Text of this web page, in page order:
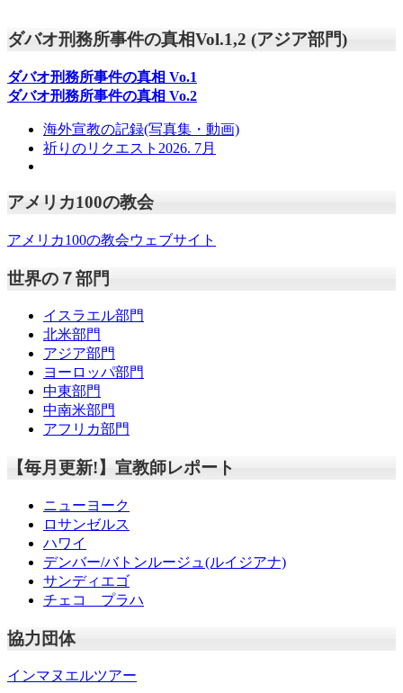
ダバオ刑務所事件の真相Vol.1,2 (アジア部門)
ダバオ刑務所事件の真相 Vo.1
ダバオ刑務所事件の真相 Vo.2
海外宣教の記録(写真集・動画)
祈りのリクエスト2026. 7月
アメリカ100の教会
アメリカ100の教会ウェブサイト
世界の７部門
イスラエル部門
北米部門
アジア部門
ヨーロッパ部門
中東部門
中南米部門
アフリカ部門
【毎月更新!】宣教師レポート
ニューヨーク
ロサンゼルス
ハワイ
デンバー/バトンルージュ(ルイジアナ)
サンディエゴ
チェコ プラハ
協力団体
インマヌエルツアー